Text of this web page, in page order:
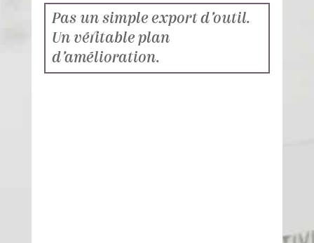
Pas un simple export d’outil.
Un véritable plan
d’amélioration.